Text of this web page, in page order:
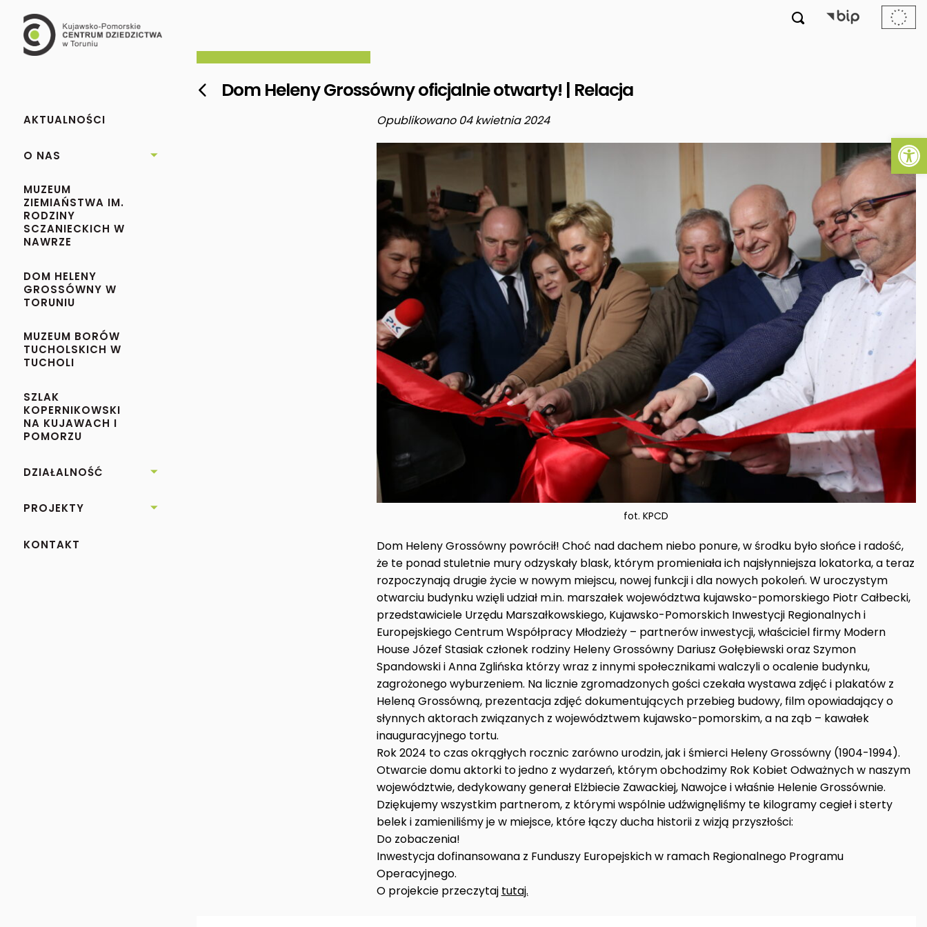
AKTUALNOŚCI
O NAS 
MUZEUM
ZIEMIAŃSTWA IM.
RODZINY
SCZANIECKICH W
NAWRZE
DOM HELENY
GROSSÓWNY W
TORUNIU
MUZEUM BORÓW
TUCHOLSKICH W
TUCHOLI
SZLAK
KOPERNIKOWSKI
NA KUJAWACH I
POMORZU
DZIAŁALNOŚĆ 
PROJEKTY 
KONTAKT

 Dom Heleny Grossówny oficjalnie otwarty! | Relacja
Opublikowano 04 kwietnia 2024
fot. KPCD
Dom Heleny Grossówny powrócił! Choć nad dachem niebo ponure, w środku było słońce i radość,
że te ponad stuletnie mury odzyskały blask, którym promieniała ich najsłynniejsza lokatorka, a teraz
rozpoczynają drugie życie w nowym miejscu, nowej funkcji i dla nowych pokoleń. W uroczystym
otwarciu budynku wzięli udział m.in. marszałek województwa kujawsko-pomorskiego Piotr Całbecki,
przedstawiciele Urzędu Marszałkowskiego, Kujawsko-Pomorskich Inwestycji Regionalnych i
Europejskiego Centrum Współpracy Młodzieży – partnerów inwestycji, właściciel firmy Modern
House Józef Stasiak członek rodziny Heleny Grossówny Dariusz Gołębiewski oraz Szymon
Spandowski i Anna Zglińska którzy wraz z innymi społecznikami walczyli o ocalenie budynku,
zagrożonego wyburzeniem. Na licznie zgromadzonych gości czekała wystawa zdjęć i plakatów z
Heleną Grossówną, prezentacja zdjęć dokumentujących przebieg budowy, film opowiadający o
słynnych aktorach związanych z województwem kujawsko-pomorskim, a na ząb – kawałek
inauguracyjnego tortu.
Rok 2024 to czas okrągłych rocznic zarówno urodzin, jak i śmierci Heleny Grossówny (1904-1994).
Otwarcie domu aktorki to jedno z wydarzeń, którym obchodzimy Rok Kobiet Odważnych w naszym
województwie, dedykowany generał Elżbiecie Zawackiej, Nawojce i właśnie Helenie Grossównie.
Dziękujemy wszystkim partnerom, z którymi wspólnie udźwignęliśmy te kilogramy cegieł i sterty
belek i zamieniliśmy je w miejsce, które łączy ducha historii z wizją przyszłości:
Do zobaczenia!
Inwestycja dofinansowana z Funduszy Europejskich w ramach Regionalnego Programu
Operacyjnego.
O projekcie przeczytaj tutaj.